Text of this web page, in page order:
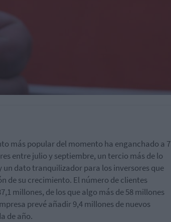
más popular del momento ha enganchado a 7
entre julio y septiembre, un tercio más de lo
un dato tranquilizador para los inversores que
de su crecimiento. El número de clientes
millones, de los que algo más de 58 millones
prevé añadir 9,4 millones de nuevos
de año.